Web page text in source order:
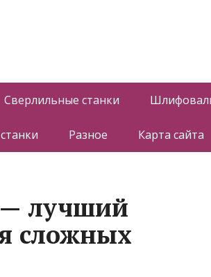
Сверлильные станки
Разное Карта сайта
— лучший
сложных